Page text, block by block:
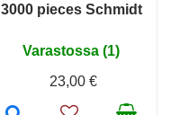
3000 pieces Schmidt
Varastossa (1)
23,00 €